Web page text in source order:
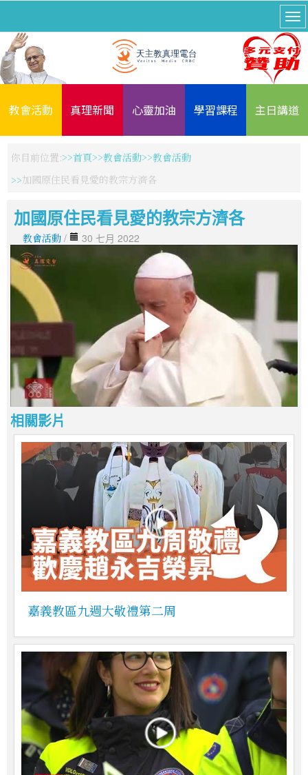
教會活動 真理新聞 心靈加油 學習課程 主日講道
你目前位置: 首頁 教會活動
教會活動
加國原住民看見愛的教宗方濟各
加國原住民看見愛的教宗方濟各
教會活動 / 30 七月 2022
相關影片
嘉義教區九週大敬禮第二周